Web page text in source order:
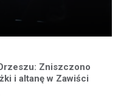
Zniszczono
i altanę w Zawiści